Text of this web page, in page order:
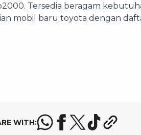
Tersedia beragam
mobil baru toyota dengan
WITH: